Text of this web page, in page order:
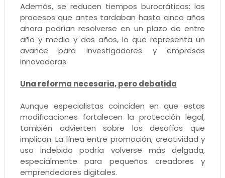
Además, se reducen tiempos burocráticos: los
procesos que antes tardaban hasta cinco años
ahora podrían resolverse en un plazo de entre
año y medio y dos años, lo que representa un
avance para investigadores y empresas
innovadoras.
Una reforma necesaria, pero debatida
Aunque especialistas coinciden en que estas
modificaciones fortalecen la protección legal,
también advierten sobre los desafíos que
implican. La línea entre promoción, creatividad y
uso indebido podría volverse más delgada,
especialmente para pequeños creadores y
emprendedores digitales.